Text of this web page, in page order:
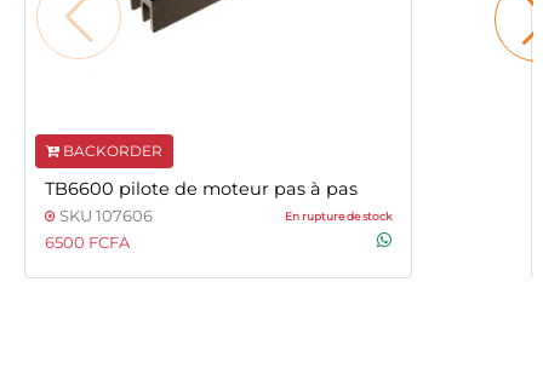
BACKORDER
TB6600 pilote de moteur pas à pas
SKU 107606 En rupture de stock
6500 FCFA